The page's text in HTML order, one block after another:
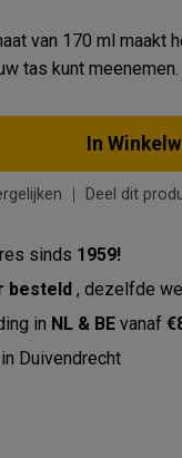
van 170 ml maakt
tas kunt meenemen.
In
Deel dit
sinds 1959!
besteld, dezelfde
in NL & BE vanaf
in Duivendrecht